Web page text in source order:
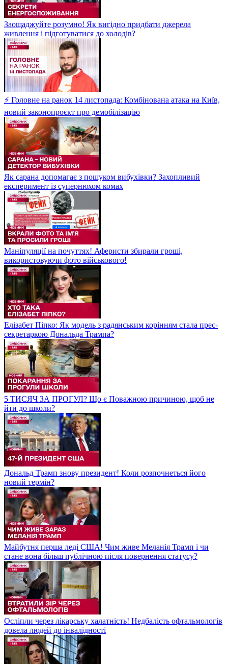
Заощаджуйте розумно! Як вигідно придбати джерела
живлення і підготуватися до холодів?
⚡ Головне на ранок 14 листопада: Комбінована атака на Київ,
новий законопроєкт про демобілізацію
Як сарана допомагає з пошуком вибухівки? Захопливий
експеримент із супернюхом комах
Маніпуляції на почуттях! Аферисти збирали гроші,
використовуючи фото військового!
Елізабет Піпко: Як модель з радянським корінням стала прес-
секретаркою Дональда Трампа?
5 ТИСЯЧ ЗА ПРОГУЛ? Що є Поважною причиною, щоб не
йти до школи?
Дональд Трамп знову президент! Коли розпочнеться його
новий термін?
Майбутня перша леді США! Чим живе Меланія Трамп і чи
стане вона більш публічною після повернення статусу?
Осліпли через лікарську халатність! Недбалість офтальмологів
довела людей до інвалідності